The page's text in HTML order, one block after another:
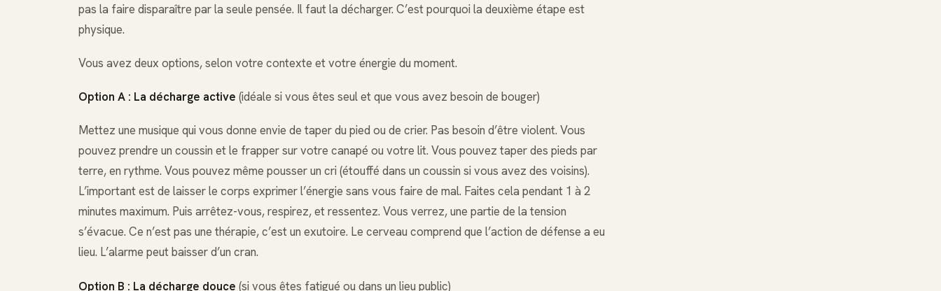
pas la faire disparaître par la seule pensée. Il faut la décharger. C’est pourquoi la deuxième étape est
physique.
Vous avez deux options, selon votre contexte et votre énergie du moment.
Option A : La décharge active (idéale si vous êtes seul et que vous avez besoin de bouger)
Mettez une musique qui vous donne envie de taper du pied ou de crier. Pas besoin d’être violent. Vous
pouvez prendre un coussin et le frapper sur votre canapé ou votre lit. Vous pouvez taper des pieds par
terre, en rythme. Vous pouvez même pousser un cri (étouffé dans un coussin si vous avez des voisins).
L’important est de laisser le corps exprimer l’énergie sans vous faire de mal. Faites cela pendant 1 à 2
minutes maximum. Puis arrêtez-vous, respirez, et ressentez. Vous verrez, une partie de la tension
s’évacue. Ce n’est pas une thérapie, c’est un exutoire. Le cerveau comprend que l’action de défense a eu
lieu. L’alarme peut baisser d’un cran.
Option B : La décharge douce (si vous êtes fatigué ou dans un lieu public)